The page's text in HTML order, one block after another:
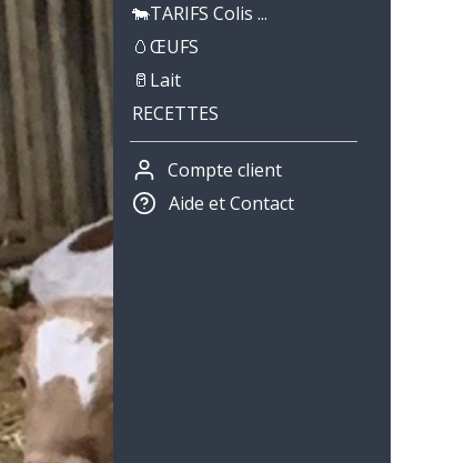
🐄TARIFS Colis ...
🥚ŒUFS
🥛Lait
RECETTES
Compte client
Aide et Contact